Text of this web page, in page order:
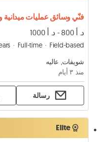
فنّي وسائق عمليات ميدانية
د. أ 800 - د. أ 1000
Full-time
Field-based
شويفات, عاليه
منذ ٣ أيام
رسالة
Elite